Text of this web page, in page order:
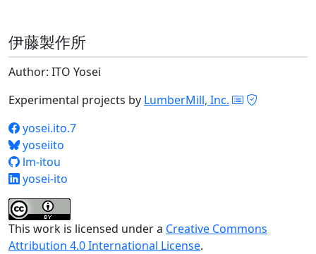
伊藤製作所
Author: ITO Yosei
Experimental projects by LumberMill, Inc.
yosei.ito.7
yoseiito
lm-itou
yosei-ito
This work is licensed under a Creative Commons
Attribution 4.0 International License.